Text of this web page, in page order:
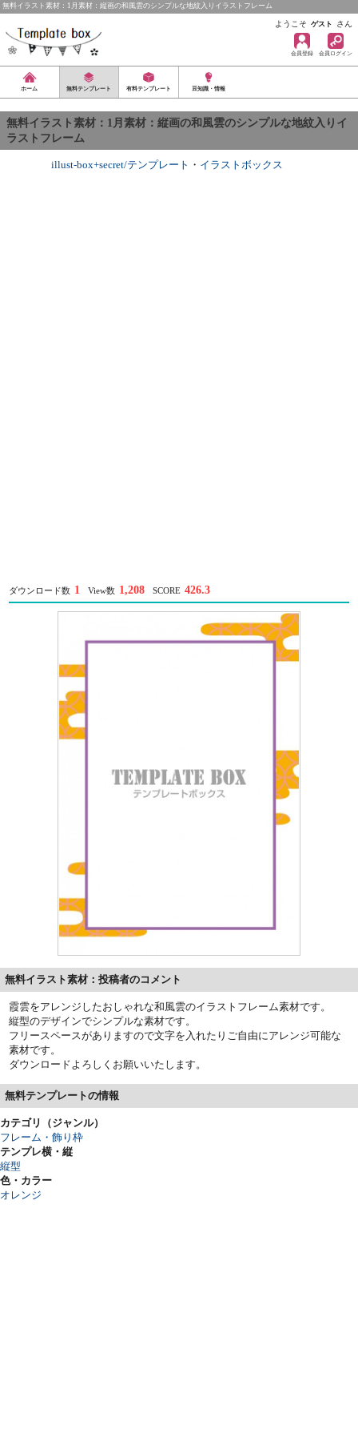
無料イラスト素材：1月素材：縦画の和風雲のシンプルな地紋入りイラストフレーム
ようこそ ゲスト さん
会員登録 会員ログイン
ホーム 無料テンプレート 有料テンプレート 豆知識・情報
無料イラスト素材：1月素材：縦画の和風雲のシンプルな地紋入りイ
ラストフレーム
illust-box+secret/テンプレート ・ イラストボックス
ダウンロード数 1 View数 1,208 SCORE 426.3
無料イラスト素材：投稿者のコメント
霞雲をアレンジしたおしゃれな和風雲のイラストフレーム素材です。
縦型のデザインでシンプルな素材です。
フリースペースがありますので文字を入れたりご自由にアレンジ可能な
素材です。
ダウンロードよろしくお願いいたします。
無料テンプレートの情報
カテゴリ（ジャンル）
フレーム・飾り枠
テンプレ横・縦
縦型
色・カラー
オレンジ